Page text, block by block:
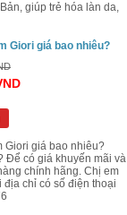
giúp trẻ hóa làn da,
Giori giá bao nhiêu?
Giori giá bao nhiêu?
Để có giá khuyến mãi và
chính hãng. Chị em
địa chỉ có số điện thoại